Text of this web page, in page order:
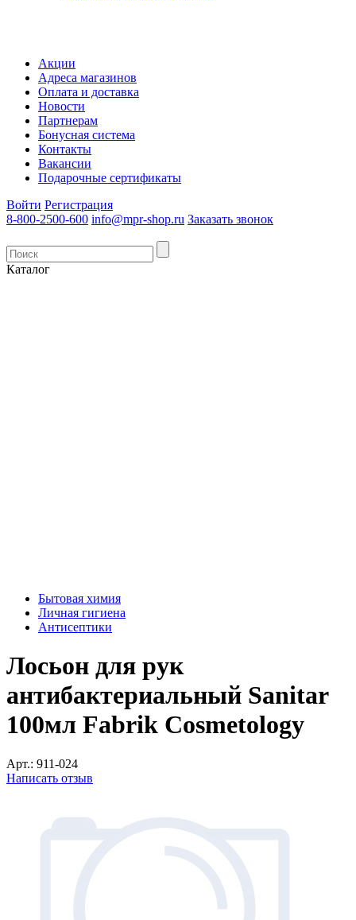
Акции
Адреса магазинов
Оплата и доставка
Новости
Партнерам
Бонусная система
Контакты
Вакансии
Подарочные сертификаты
Войти Регистрация
8-800-2500-600 info@mpr-shop.ru Заказать звонок
Каталог
Бытовая химия
Личная гигиена
Антисептики
Лосьон для рук
антибактериальный Sanitar
100мл Fabrik Cosmetology
Арт.: 911-024
Написать отзыв